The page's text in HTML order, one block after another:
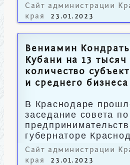
«Экология».
Сайт администрации
края
23.01.2023
Вениамин
Кубани на 13
количество
и среднего бизнеса
В Краснодаре
заседание совета
губернаторе
края.
Сайт администрации
края
23.01.2023